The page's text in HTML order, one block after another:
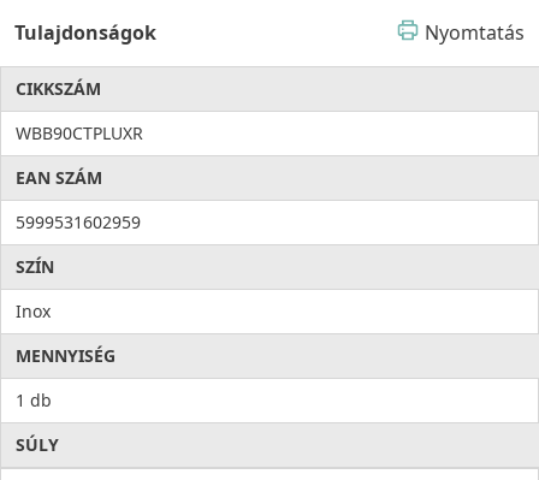
Tulajdonságok Nyomtatás
CIKKSZÁM
WBB90CTPLUXR
EAN SZÁM
5999531602959
SZÍN
Inox
MENNYISÉG
1 db
SÚLY